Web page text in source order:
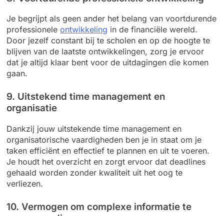
Je begrijpt als geen ander het belang van voortdurende
professionele ontwikkeling in de financiële wereld.
Door jezelf constant bij te scholen en op de hoogte te
blijven van de laatste ontwikkelingen, zorg je ervoor
dat je altijd klaar bent voor de uitdagingen die komen
gaan.
9. Uitstekend time management en
organisatie
Dankzij jouw uitstekende time management en
organisatorische vaardigheden ben je in staat om je
taken efficiënt en effectief te plannen en uit te voeren.
Je houdt het overzicht en zorgt ervoor dat deadlines
gehaald worden zonder kwaliteit uit het oog te
verliezen.
10. Vermogen om complexe informatie te